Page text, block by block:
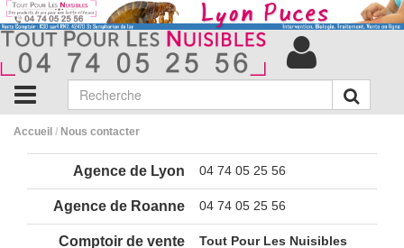
Accueil / Nous contacter
Agence de Lyon 04 74 05 25 56
Agence de Roanne 04 74 05 25 56
Comptoir de vente
Tout Pour Les Nuisibles